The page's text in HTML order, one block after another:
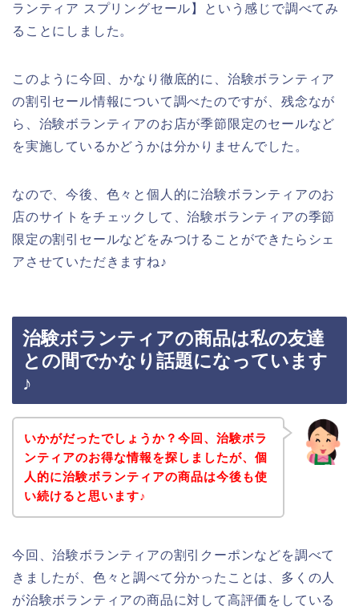
ランティア スプリングセール】という感じで調べてみ
ることにしました。
このように今回、かなり徹底的に、治験ボランティア
の割引セール情報について調べたのですが、残念なが
ら、治験ボランティアのお店が季節限定のセールなど
を実施しているかどうかは分かりませんでした。
なので、今後、色々と個人的に治験ボランティアのお
店のサイトをチェックして、治験ボランティアの季節
限定の割引セールなどをみつけることができたらシェ
アさせていただきますね♪
治験ボランティアの商品は私の友達
との間でかなり話題になっています
♪
いかがだったでしょうか？今回、治験ボラ
ンティアのお得な情報を探しましたが、個
人的に治験ボランティアの商品は今後も使
い続けると思います♪
今回、治験ボランティアの割引クーポンなどを調べて
きましたが、色々と調べて分かったことは、多くの人
が治験ボランティアの商品に対して高評価をしている